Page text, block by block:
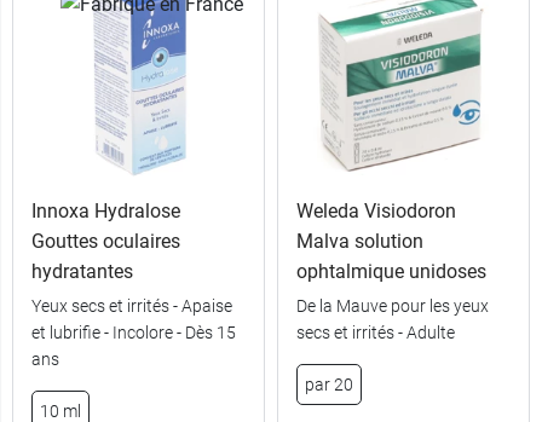
Innoxa Hydralose
Gouttes oculaires
hydratantes
Yeux secs et irrités - Apaise
et lubrifie - Incolore - Dès 15
ans
10 ml
Weleda Visiodoron
Malva solution
ophtalmique unidoses
De la Mauve pour les yeux
secs et irrités - Adulte
par 20